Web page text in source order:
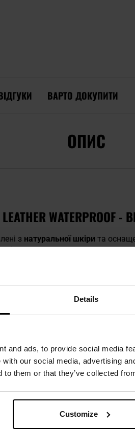
Details
and ads, to provide social media
our social media, advertising
to them or that they’ve collected
Customize
ВАРТО ДОКУПИТИ
ОПИС
WATERPROOF -
з натуральної шкіри та
зпіни EVAта повітряна подушка
комфорт. Вони добре підійдуть
Air Cushion